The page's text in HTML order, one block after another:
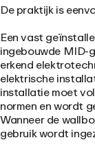
De praktijk is
Een vast
ingebouwde MID-
erkend
elektrische
installatie moet
normen en wordt
Wanneer de
gebruik wordt